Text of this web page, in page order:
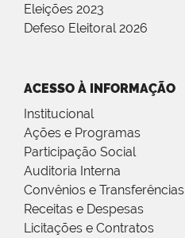
Eleições 2023
Defeso Eleitoral 2026
ACESSO À INFORMAÇÃO
Institucional
Ações e Programas
Participação Social
Auditoria Interna
Convênios e Transferências
Receitas e Despesas
Licitações e Contratos